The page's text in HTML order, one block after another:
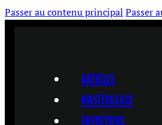
Passer au contenu principal Passer
ARTICLES
MASTERCLASS
ENTRETIENS